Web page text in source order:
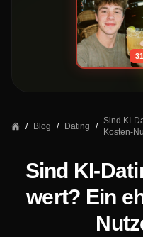
31
/ Blog / Dating /
Sind KI-
Kosten-
Sind KI-
wert? Ein